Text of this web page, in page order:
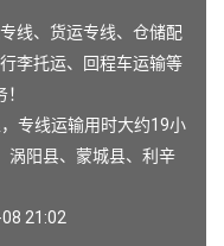
线、货运专线、仓储配
李托运、回程车运输等
专线运输用时大约19小
涡阳县、蒙城县、利辛
21:02